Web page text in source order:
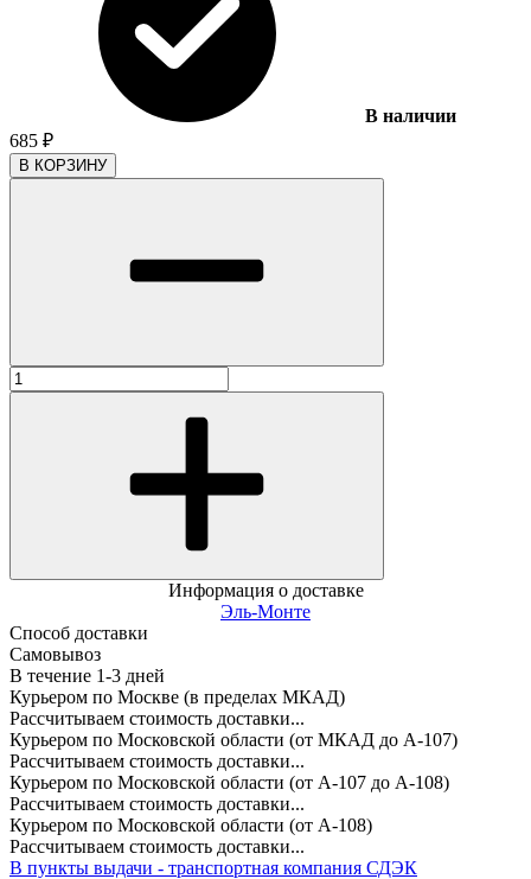
В наличии
685 ₽
В КОРЗИНУ
Информация о доставке
Эль-Монте
Способ доставки
Самовывоз
В течение 1-3 дней
Курьером по Москве (в пределах МКАД)
Рассчитываем стоимость доставки...
Курьером по Московской области (от МКАД до А-107)
Рассчитываем стоимость доставки...
Курьером по Московской области (от А-107 до А-108)
Рассчитываем стоимость доставки...
Курьером по Московской области (от А-108)
Рассчитываем стоимость доставки...
В пункты выдачи - транспортная компания СДЭК